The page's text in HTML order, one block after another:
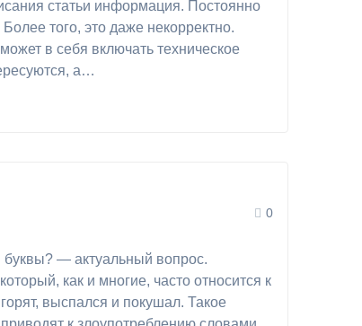
статьи информация. Постоянно
того, это даже некорректно.
в себя включать техническое
а…
0
буквы? — актуальный вопрос.
как и многие, часто относится к
выспался и покушал. Такое